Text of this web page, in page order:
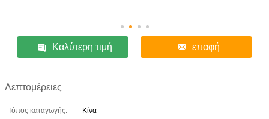
Καλύτερη τιμή επαφή
Λεπτομέρειες
Τόπος καταγωγής:
Κίνα